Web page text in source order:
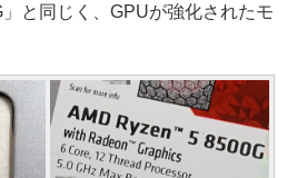
と同じく、GPUが強化されたモ